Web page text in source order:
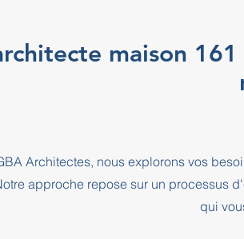
maison
Architectes, nous explorons vos
approche repose sur un processus
qui